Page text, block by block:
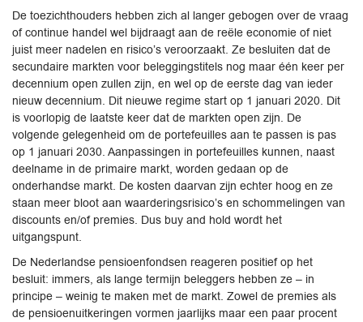
De toezichthouders hebben zich al langer gebogen over de vraag
of continue handel wel bijdraagt aan de reële economie of niet
juist meer nadelen en risico’s veroorzaakt. Ze besluiten dat de
secundaire markten voor beleggingstitels nog maar één keer per
decennium open zullen zijn, en wel op de eerste dag van ieder
nieuw decennium. Dit nieuwe regime start op 1 januari 2020. Dit
is voorlopig de laatste keer dat de markten open zijn. De
volgende gelegenheid om de portefeuilles aan te passen is pas
op 1 januari 2030. Aanpassingen in portefeuilles kunnen, naast
deelname in de primaire markt, worden gedaan op de
onderhandse markt. De kosten daarvan zijn echter hoog en ze
staan meer bloot aan waarderingsrisico’s en schommelingen van
discounts en/of premies. Dus buy and hold wordt het
uitgangspunt.
De Nederlandse pensioenfondsen reageren positief op het
besluit: immers, als lange termijn beleggers hebben ze – in
principe – weinig te maken met de markt. Zowel de premies als
de pensioenuitkeringen vormen jaarlijks maar een paar procent